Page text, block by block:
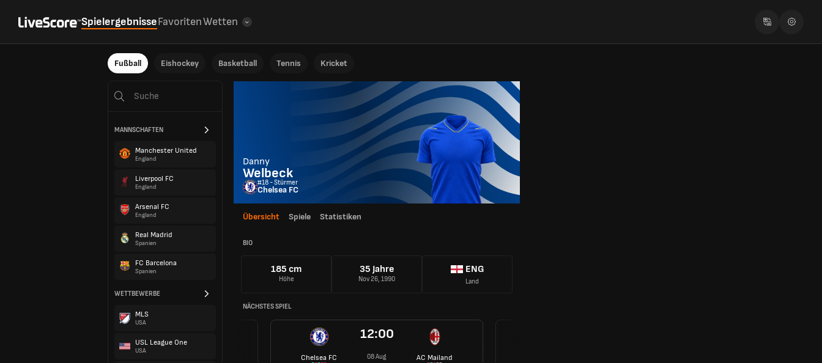
SpielergebnisseFavoritenWetten
Fußball Eishockey Basketball Tennis Kricket
MANNSCHAFTEN
Manchester United
England
Liverpool FC
England
Arsenal FC
England
Real Madrid
Spanien
FC Barcelona
Spanien
WETTBEWERBE
MLS
USA
USL League One
USA
Danny
Welbeck
#18 - Stürmer
Chelsea FC
Übersicht Spiele Statistiken
BIO
185 cm
Höhe
35 Jahre
Nov 26, 1990
ENG
Land
NÄCHSTES SPIEL
Chelsea FC
12:00
08 Aug AC Mailand